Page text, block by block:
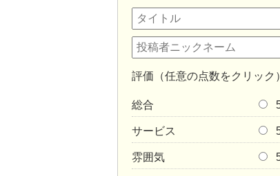
評価（任意の点数をクリック）
総合
サービス
雰囲気